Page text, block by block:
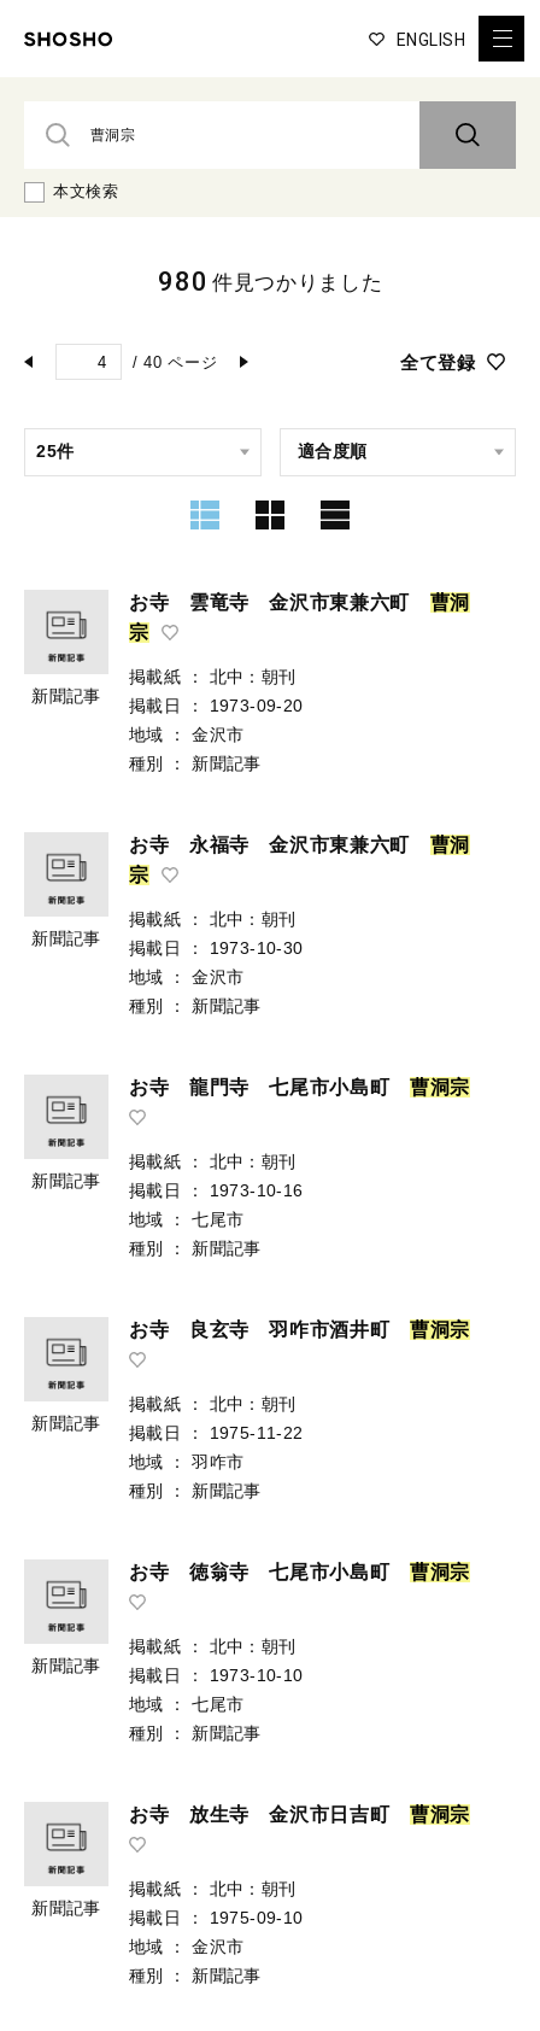
ENGLISH
本文検索
/ 40 ページ 全て登録
980 件見つかりました
新聞記事
お寺 雲竜寺 金沢市東兼六町 曹洞
宗
掲載紙 ：
北中：朝刊
掲載日
：
1973-09-20
地域
：
金沢市
種別
： 新聞記事
新聞記事
お寺 永福寺 金沢市東兼六町 曹洞
宗
掲載紙 ：
北中：朝刊
掲載日
：
1973-10-30
地域
：
金沢市
種別
： 新聞記事
新聞記事
お寺 龍門寺 七尾市小島町 曹洞宗
掲載紙 ：
北中：朝刊
掲載日
：
1973-10-16
地域
：
七尾市
種別
： 新聞記事
新聞記事
お寺 良玄寺 羽咋市酒井町 曹洞宗
掲載紙 ：
北中：朝刊
掲載日
：
1975-11-22
地域
：
羽咋市
種別
： 新聞記事
新聞記事
お寺 徳翁寺 七尾市小島町 曹洞宗
掲載紙 ：
北中：朝刊
掲載日
：
1973-10-10
地域
：
七尾市
種別
： 新聞記事
新聞記事
お寺 放生寺 金沢市日吉町 曹洞宗
掲載紙 ：
北中：朝刊
掲載日
：
1975-09-10
地域
：
金沢市
種別
： 新聞記事